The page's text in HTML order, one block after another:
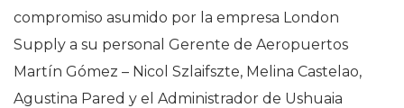
compromiso asumido por la empresa London
Supply a su personal Gerente de Aeropuertos
Martín Gómez – Nicol Szlaifszte, Melina Castelao,
Agustina Pared y el Administrador de Ushuaia